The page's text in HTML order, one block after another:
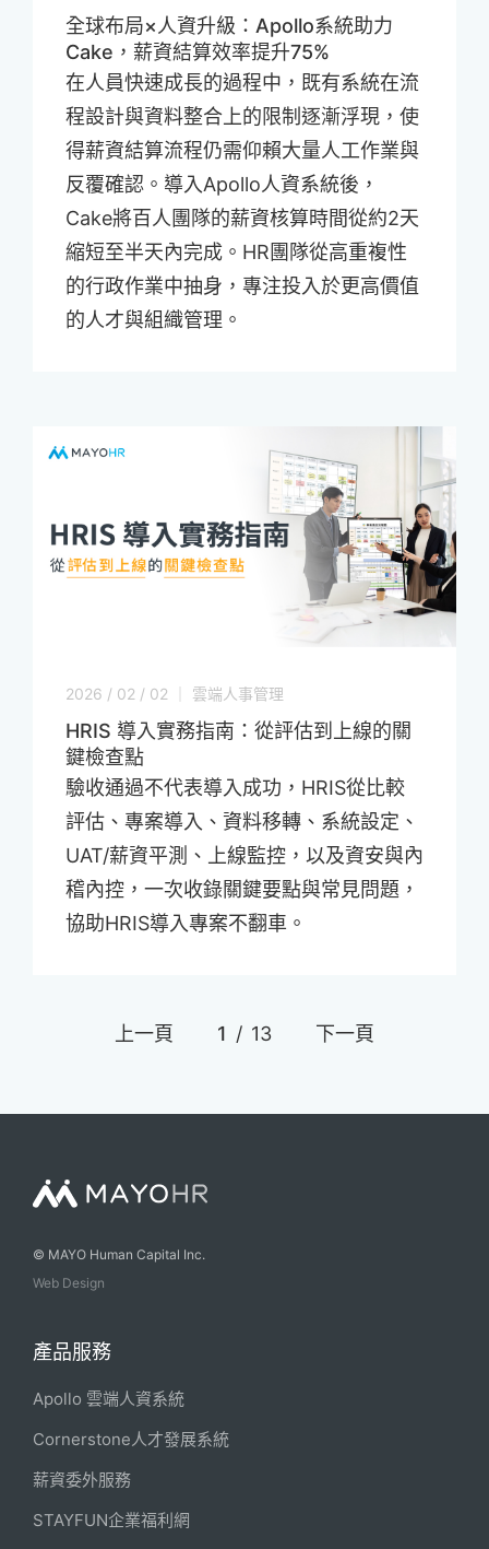
全球布局×人資升級：Apollo系統助力
Cake，薪資結算效率提升75%
在人員快速成長的過程中，既有系統在流
程設計與資料整合上的限制逐漸浮現，使
得薪資結算流程仍需仰賴大量人工作業與
反覆確認。導入Apollo人資系統後，
Cake將百人團隊的薪資核算時間從約2天
縮短至半天內完成。HR團隊從高重複性
的行政作業中抽身，專注投入於更高價值
的人才與組織管理。
2026 / 02 / 02 ｜ 雲端人事管理
HRIS 導入實務指南：從評估到上線的關
鍵檢查點
驗收通過不代表導入成功，HRIS從比較
評估、專案導入、資料移轉、系統設定、
UAT/薪資平測、上線監控，以及資安與內
稽內控，一次收錄關鍵要點與常見問題，
協助HRIS導入專案不翻車。
上一頁 1 / 13 下一頁
© MAYO Human Capital Inc.
Web Design
產品服務
Apollo 雲端人資系統
Cornerstone人才發展系統
薪資委外服務
STAYFUN企業福利網